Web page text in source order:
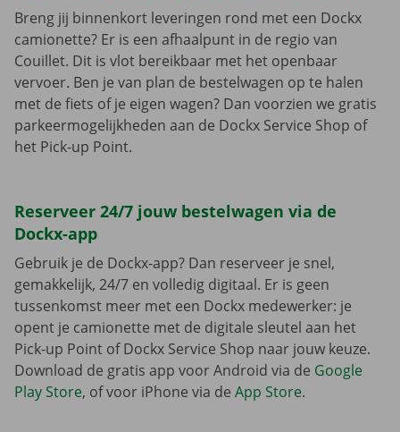
Breng jij binnenkort leveringen rond met een Dockx
camionette? Er is een afhaalpunt in de regio van
Couillet. Dit is vlot bereikbaar met het openbaar
vervoer. Ben je van plan de bestelwagen op te halen
met de fiets of je eigen wagen? Dan voorzien we gratis
parkeermogelijkheden aan de Dockx Service Shop of
het Pick-up Point.
Reserveer 24/7 jouw bestelwagen via de
Dockx-app
Gebruik je de Dockx-app? Dan reserveer je snel,
gemakkelijk, 24/7 en volledig digitaal. Er is geen
tussenkomst meer met een Dockx medewerker: je
opent je camionette met de digitale sleutel aan het
Pick-up Point of Dockx Service Shop naar jouw keuze.
Download de gratis app voor Android via de Google
Play Store, of voor iPhone via de App Store.